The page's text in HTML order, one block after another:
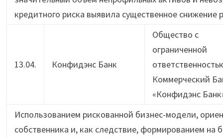
кредитного риска выявила существенное снижение
13.04. Конфидэнс Банк
Общество с
ограниченной
Коммерческий
«Конфидэнс
Использованием рискованной бизнес-модели,
собственника и, как следствие, формированием на